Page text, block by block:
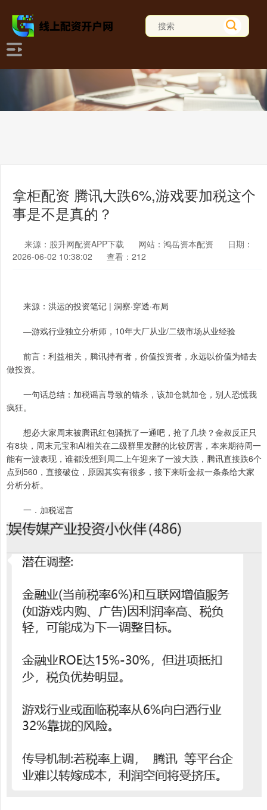
拿柜配资 腾讯大跌6%,游戏要加税这个
事是不是真的？
来源：股升网配资APP下载 网站：鸿岳资本配资
日期：
2026-06-02 10:38:02
查看：212
来源：洪运的投资笔记 | 洞察·穿透·布局
—游戏行业独立分析师，10年大厂从业/二级市场从业经验
前言：利益相关，腾讯持有者，价值投资者，永远以价值为锚去
做投资。
一句话总结：加税谣言导致的错杀，该加仓就加仓，别人恐慌我
疯狂。
想必大家周末被腾讯红包骚扰了一通吧，抢了几块？金叔反正只
有8块，周末元宝和AI相关在二级群里发酵的比较厉害，本来期待周一
能有一波表现，谁都没想到周二上午迎来了一波大跌，腾讯直接跌6个
点到560，直接破位，原因其实有很多，接下来听金叔一条条给大家
分析分析。
一．加税谣言